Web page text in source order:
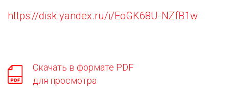
https://disk.yandex.ru/i/EoGK68U-NZfB1w
Скачать в формате PDF
для просмотра